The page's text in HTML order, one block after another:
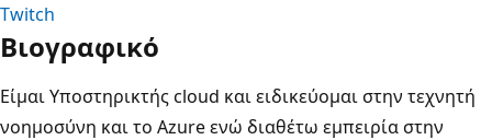
Twitch
Βιογραφικό
Είμαι Υποστηρικτής cloud και ειδικεύομαι στην τεχνητή
νοημοσύνη και το Azure ενώ διαθέτω εμπειρία στην